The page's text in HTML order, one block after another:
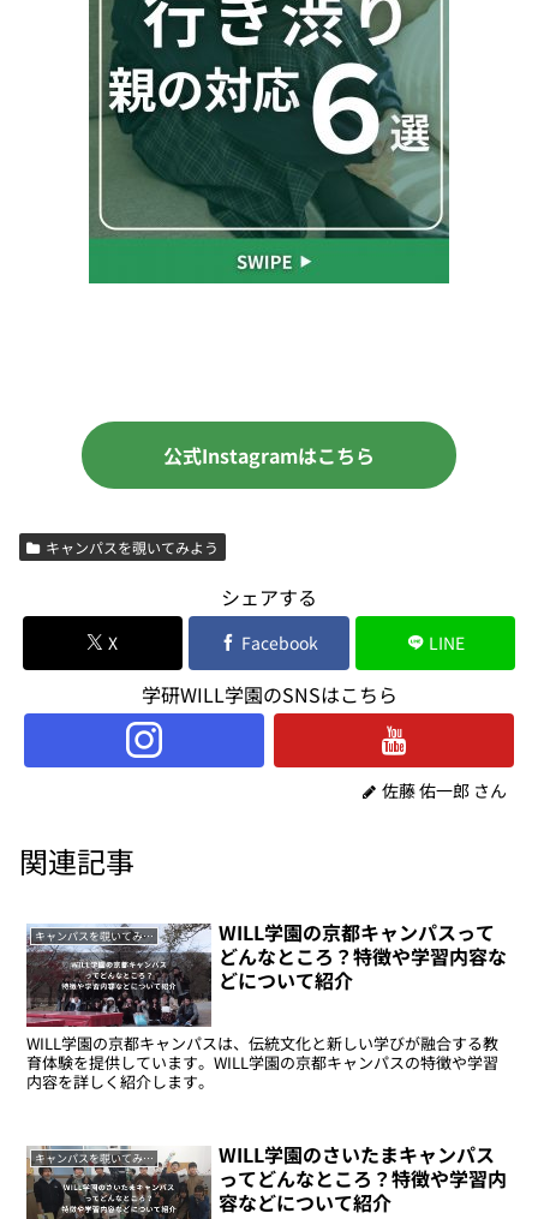
公式Instagramはこちら
キャンパスを覗いてみよう
シェアする
X Facebook LINE
学研WILL学園のSNSはこちら
佐藤 佑一郎 さん
関連記事
キャンパスを覗いてみよう
WILL学園の京都キャンパスって
どんなところ？特徴や学習内容な
どについて紹介
WILL学園の京都キャンパスは、伝統文化と新しい学びが融合する教
育体験を提供しています。WILL学園の京都キャンパスの特徴や学習
内容を詳しく紹介します。
キャンパスを覗いてみよう
WILL学園のさいたまキャンパス
ってどんなところ？特徴や学習内
容などについて紹介